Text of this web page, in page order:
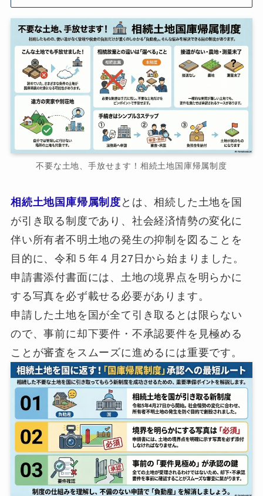
不要な土地、手放せます！相続土地国庫帰属制度
相続土地国庫帰属制度 とは、相続した土地を国
が引き取る制度であり、社会経済情勢の変化に
伴い所有者不明土地の発生の抑制を図ることを
目的に、令和５年４月27日から始まりました。
申請書添付書面には、土地の境界点を明らかに
する写真を必ず載せる必要があります。
申請した土地を国が全て引き取るとは限らない
ので、事前に却下要件・不承認要件を見極める
ことが審査をスムーズに進めるには重要です。